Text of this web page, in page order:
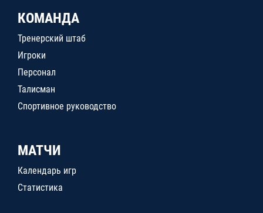
КОМАНДА
Тренерский штаб
Игроки
Персонал
Талисман
Спортивное руководство
МАТЧИ
Календарь игр
Статистика